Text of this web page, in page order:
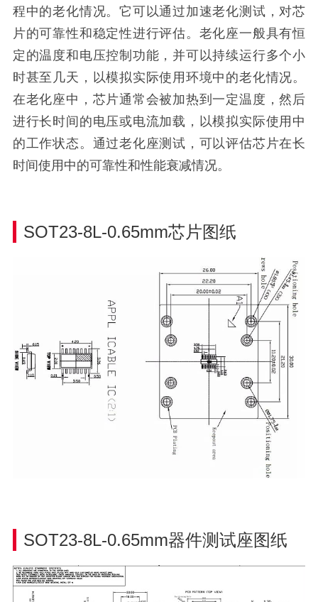
程中的老化情况。它可以通过加速老化测试，对芯
片的可靠性和稳定性进行评估。老化座一般具有恒
定的温度和电压控制功能，并可以持续运行多个小
时甚至几天，以模拟实际使用环境中的老化情况。
在老化座中，芯片通常会被加热到一定温度，然后
进行长时间的电压或电流加载，以模拟实际使用中
的工作状态。通过老化座测试，可以评估芯片在长
时间使用中的可靠性和性能衰减情况。
SOT23-8L-0.65mm芯片图纸
SOT23-8L-0.65mm器件测试座图纸